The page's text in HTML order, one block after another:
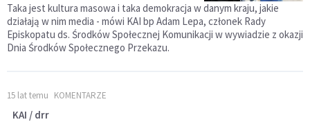
Taka jest kultura masowa i taka demokracja w danym kraju, jakie
działają w nim media - mówi KAI bp Adam Lepa, członek Rady
Episkopatu ds. Środków Społecznej Komunikacji w wywiadzie z okazji
Dnia Środków Społecznego Przekazu.
15 lat temu KOMENTARZE
KAI / drr